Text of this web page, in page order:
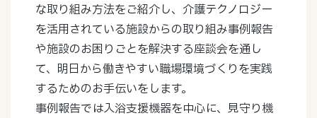
な取り組み方法をご紹介し、介護テクノロジー
を活用されている施設からの取り組み事例報告
や施設のお困りごとを解決する座談会を通し
て、明日から働きやすい職場環境づくりを実践
するためのお手伝いをします。
事例報告では入浴支援機器を中心に、見守り機